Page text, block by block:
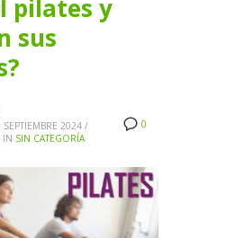
pilates y
sus
0
SEPTIEMBRE 2024 /
IN SIN CATEGORÍA